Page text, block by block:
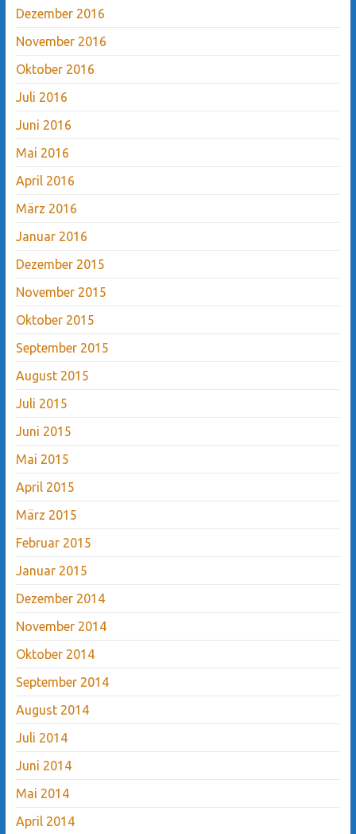
Dezember 2016
November 2016
Oktober 2016
Juli 2016
Juni 2016
Mai 2016
April 2016
März 2016
Januar 2016
Dezember 2015
November 2015
Oktober 2015
September 2015
August 2015
Juli 2015
Juni 2015
Mai 2015
April 2015
März 2015
Februar 2015
Januar 2015
Dezember 2014
November 2014
Oktober 2014
September 2014
August 2014
Juli 2014
Juni 2014
Mai 2014
April 2014